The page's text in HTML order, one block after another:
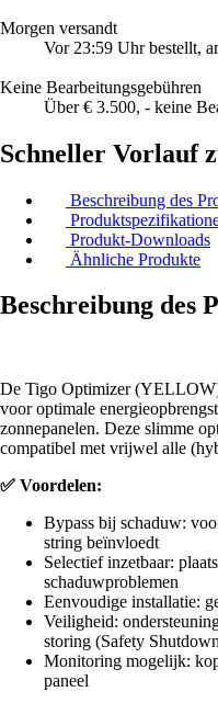
Morgen versandt
Vor 23:59 Uhr bestellt,
Keine Bearbeitungsgebühren
Über € 3.500, - keine
Schneller Vorlauf
Beschreibung des
Produkt-Downloads
Ähnliche Produkte
Beschreibung des
De Tigo Optimizer
voor optimale
zonnepanelen. Deze slimme
compatibel met vrijwel alle
✅ Voordelen:
Bypass bij schaduw:
string beïnvloedt
Selectief inzetbaar:
schaduwproblemen
Eenvoudige installatie:
Veiligheid:
storing (Safety
Monitoring mogelijk:
paneel